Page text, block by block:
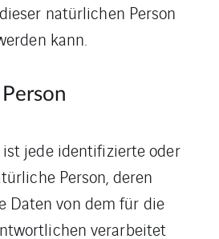
natürlichen Person
kann.
ist jede identifizierte oder
Person, deren
Daten von dem für die
verarbeitet